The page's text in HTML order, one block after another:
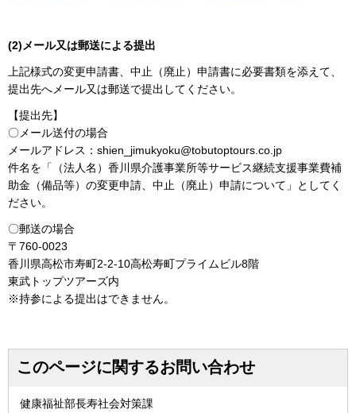
(2)メール又は郵送による提出
上記様式の変更申請書、中止（廃止）申請書に必要書類を添えて、
提出先へメール又は郵送で提出してください。
【提出先】
〇メール送付の場合
メールアドレス：shien_jimukyoku@tobutoptours.co.jp
件名を「（法人名）香川県介護事業所等サービス継続支援事業費補
助金（備品等）の変更申請、中止（廃止）申請について」としてく
ださい。
〇郵送の場合
〒760-0023
香川県高松市寿町2-2-10高松寿町プライムビル8階
東武トップツアーズ内
※持参による提出はできません。
このページに関するお問い合わせ
健康福祉部長寿社会対策課